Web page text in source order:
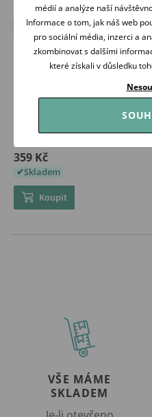
BabyMatex Prostěradlo
359 Kč
Skladem
Koupit
VŠE MÁME
SKLADEM
médií a analýze naší
Informace o tom, jak náš web
pro sociální média, inzerci a
zkombinovat s dalšími
které získali v důsledku